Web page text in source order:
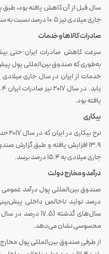
سال قبل از آن کاهش یافته بود،
جاری میلادی نیز 10.5 درصد نسبت به سال گذشته کاهش خواهد یافت.
صادرات کالاها و خدمات
سرعت کاهش صادرات ایران حتی
به‌طوری که صندوق بین‌المللی پول
یافته بود.
بیکاری
13.9 افزایش یافته و طبق گزارش
جاری میلادی به 15.4 درصد برسد.
درآمد و مخارج دولت
درصد تولید ناخالص داخلی
محسوسی نشان می‌دهد.
از طرفی صندوق بین‌المللی پول